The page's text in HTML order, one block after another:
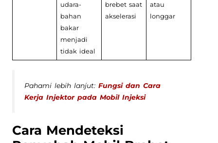
udara-
bahan
bakar
menjadi
tidak ideal
brebet saat
akselerasi
atau
longgar
Pahami lebih lanjut: Fungsi dan Cara
Kerja Injektor pada Mobil Injeksi
Cara Mendeteksi